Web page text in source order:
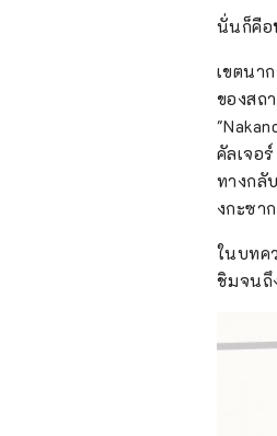
นั่นก็คือ
เขตนา
ของสถ
คัลเจอ
ทางกลั
งกะซา
ในบทค
ชิมจนถึ